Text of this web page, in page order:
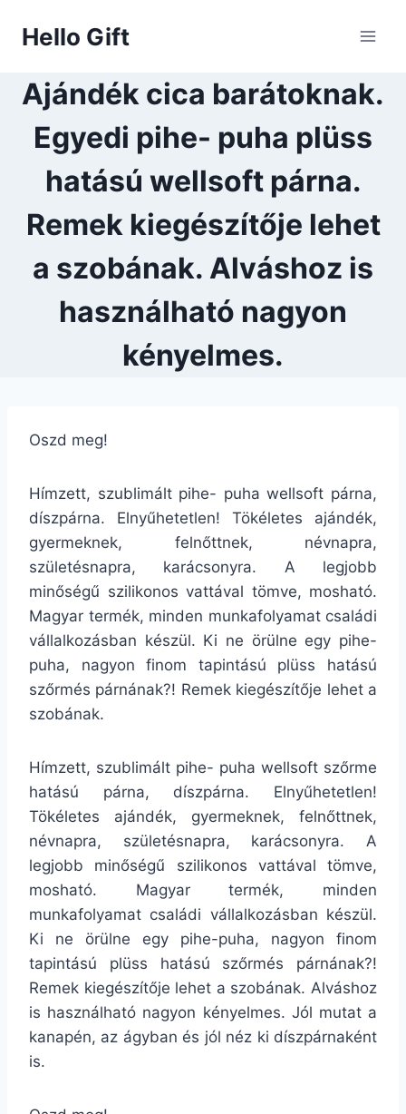
Hello Gift
Ajándék cica barátoknak.
Egyedi pihe- puha plüss
hatású wellsoft párna.
Remek kiegészítője lehet
a szobának. Alváshoz is
használható nagyon
kényelmes.
Oszd meg!
Hímzett, szublimált pihe- puha wellsoft párna,
díszpárna. Elnyűhetetlen! Tökéletes ajándék,
gyermeknek, felnőttnek, névnapra,
születésnapra, karácsonyra. A legjobb
minőségű szilikonos vattával tömve, mosható.
Magyar termék, minden munkafolyamat családi
vállalkozásban készül. Ki ne örülne egy pihe-
puha, nagyon finom tapintású plüss hatású
szőrmés párnának?! Remek kiegészítője lehet a
szobának.
Hímzett, szublimált pihe- puha wellsoft szőrme
hatású párna, díszpárna. Elnyűhetetlen!
Tökéletes ajándék, gyermeknek, felnőttnek,
névnapra, születésnapra, karácsonyra. A
legjobb minőségű szilikonos vattával tömve,
mosható. Magyar termék, minden
munkafolyamat családi vállalkozásban készül.
Ki ne örülne egy pihe-puha, nagyon finom
tapintású plüss hatású szőrmés párnának?!
Remek kiegészítője lehet a szobának. Alváshoz
is használható nagyon kényelmes. Jól mutat a
kanapén, az ágyban és jól néz ki díszpárnaként
is.